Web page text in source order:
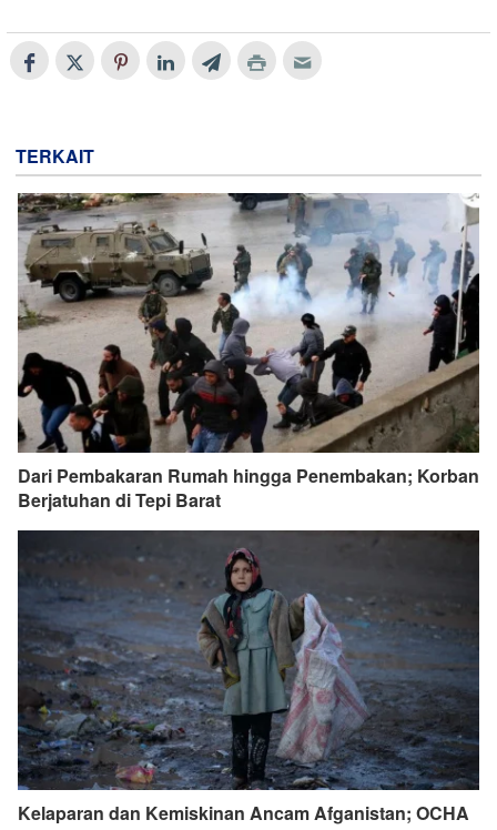
TERKAIT
Dari Pembakaran Rumah hingga Penembakan; Korban
Berjatuhan di Tepi Barat
Kelaparan dan Kemiskinan Ancam Afganistan; OCHA